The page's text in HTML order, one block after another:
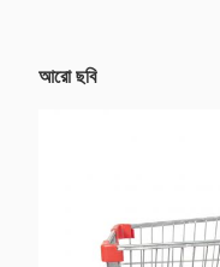
আরো ছবি